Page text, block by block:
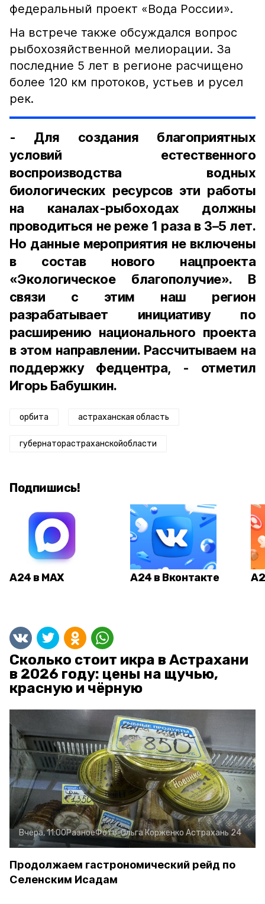
федеральный проект «Вода России».
На встрече также обсуждался вопрос
рыбохозяйственной мелиорации. За
последние 5 лет в регионе расчищено
более 120 км протоков, устьев и русел
рек.
- Для создания благоприятных
условий естественного
воспроизводства водных
биологических ресурсов эти работы
на каналах-рыбоходах должны
проводиться не реже 1 раза в 3–5 лет.
Но данные мероприятия не включены
в состав нового нацпроекта
«Экологическое благополучие». В
связи с этим наш регион
разрабатывает инициативу по
расширению национального проекта
в этом направлении. Рассчитываем на
поддержку федцентра, - отметил
Игорь Бабушкин.
орбита астраханская область
губернаторастраханскойобласти
Подпишись!
А24 в MAX А24 в Вконтакте
Сколько стоит икра в Астрахани
в 2026 году: цены на щучью,
красную и чёрную
Вчера, 11:00РазноеФото:Ольга Корженко Астрахань 24
Продолжаем гастрономический рейд по
Селенским Исадам